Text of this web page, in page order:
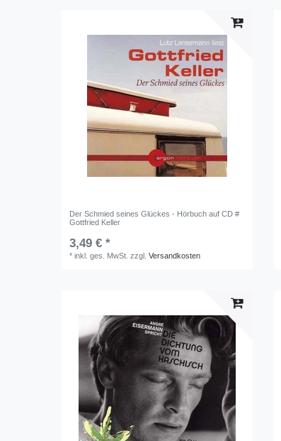
Der Schmied seines Glückes - Hörbuch auf CD #
Gottfried Keller
3,49 € *
*inkl. ges. MwSt. zzgl.Versandkosten